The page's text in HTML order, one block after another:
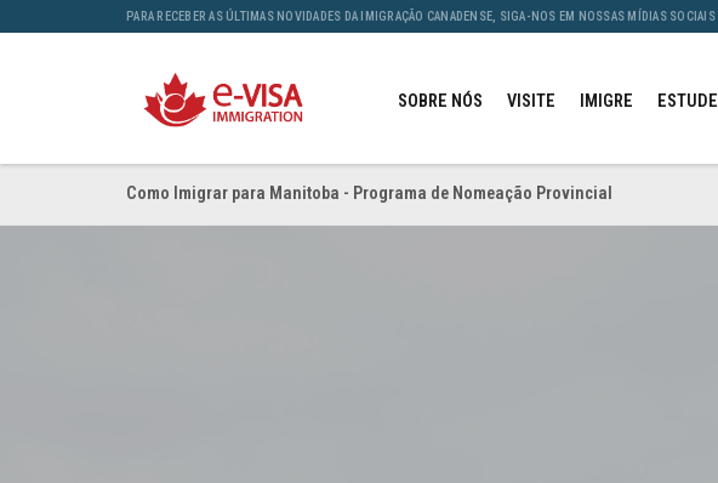
PARA RECEBER AS ÚLTIMAS NOVIDADES DA IMIGRAÇÃO CANADENSE, SIGA-NOS EM NOSSAS MÍDIAS SOCIAIS
SOBRE NÓS VISITE IMIGRE ESTUDE
Como Imigrar para Manitoba - Programa de Nomeação Provincial